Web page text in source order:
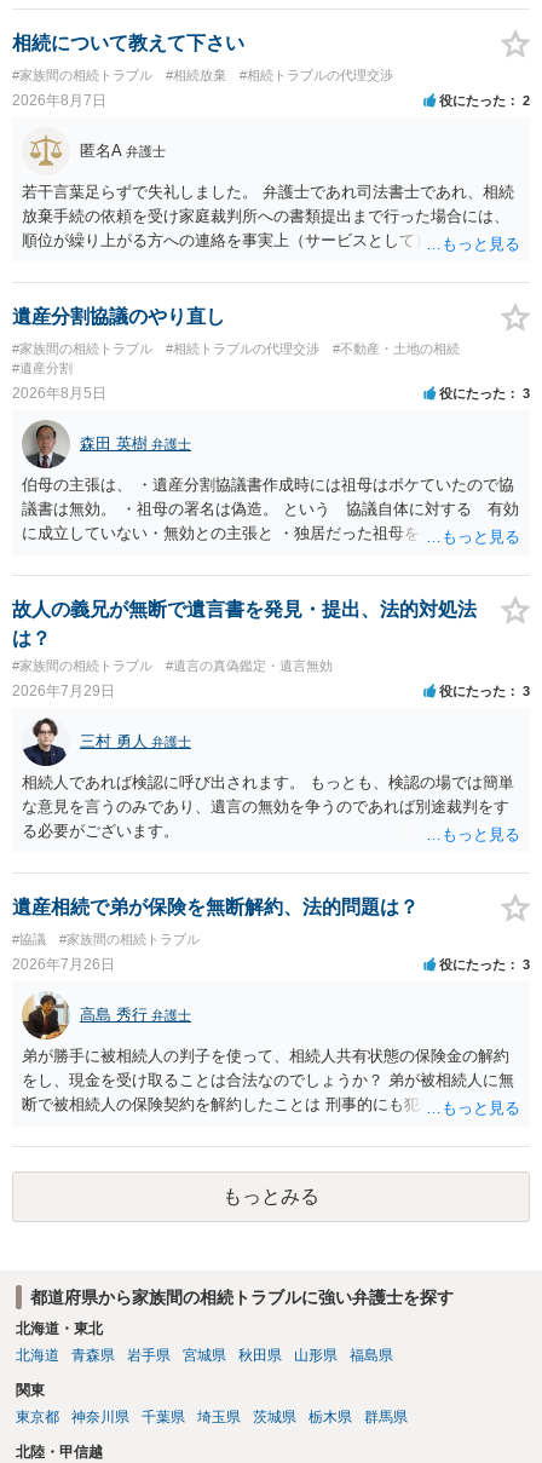
し，団地と貴殿との委託契約は有効に成立しています。当該団地にお
ける役員の選任が会長の専権でできるのであれば，貴殿と会長との合
相続について教えて下さい
#家族間の相続トラブル #相続放棄 #相続トラブルの代理交渉
2026年8月7日 役にたった 2
匿名A 弁護士
若干言葉足らずで失礼しました。 弁護士であれ司法書士であれ、相続
放棄手続の依頼を受け家庭裁判所への書類提出まで行った場合には、
順位が繰り上がる方への連絡を事実上（サービスとして）行うことは
できない、という意味でした。
遺産分割協議のやり直し
#家族間の相続トラブル #相続トラブルの代理交渉
#不動産・土地の相続
#遺産分割
2026年8月5日 役にたった 3
森田 英樹 弁護士
伯母の主張は、 ・遺産分割協議書作成時には祖母はボケていたので協
議書は無効。 ・祖母の署名は偽造。 という 協議自体に対する 有効
に成立していない・無効との主張と ・独居だった祖母を引き取り、家
たが父が祖母を自宅に引き取った後、家の売却前に入院してそのまま
亡くなったので、騙された という 協議自体の成立を認めたうえで
債務不履行・詐欺という主張 の大きく２つの主張があるようですが い
ずれの主張も伯母が主張とともに立証する必要があり 立証は困難な
ケースと思われます。伯母の主張は矛盾・抵触する可能性があります
ので 伯母の出方を見ながら対応するのが良いでしょう。 伯母からの
追及で対応に苦慮されているのであれば 弁護士に相談されるのがよ
いです。
故人の義兄が無断で遺言書を発見・提出、法的対処法
は？
#家族間の相続トラブル #遺言の真偽鑑定・遺言無効
2026年7月29日 役にたった 3
三村 勇人 弁護士
相続人であれば検認に呼び出されます。 もっとも、検認の場では簡単
な意見を言うのみであり、遺言の無効を争うのであれば別途裁判をす
る必要がございます。
遺産相続で弟が保険を無断解約、法的問題は？
#協議 #家族間の相続トラブル
2026年7月26日 役にたった 3
高島 秀行 弁護士
弟が勝手に被相続人の判子を使って、相続人共有状態の保険金の解約
をし、現金を受け取ることは合法なのでしょうか？ 弟が被相続人に無
断で被相続人の保険契約を解約したことは 刑事的にも犯罪となる可能
された書類のコピーを取得して、弁護士に面談で詳しい事情を話して
相談 されたら良いと思います。
もっとみる
都道府県から家族間の相続トラブルに強い弁護士を探す
北海道・東北
北海道
青森県 岩手県 宮城県 秋田県 山形県 福島県
関東
東京都
神奈川県 千葉県 埼玉県 茨城県 栃木県 群馬県
北陸・甲信越